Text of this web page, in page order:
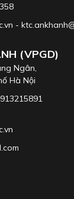
-
(VPGD)
Ngân,
Hà Nội